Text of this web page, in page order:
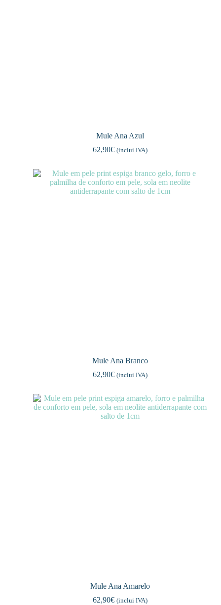
Mule Ana Azul
62,90€ (inclui IVA)
Mule Ana Branco
62,90€ (inclui IVA)
Mule Ana Amarelo
62,90€ (inclui IVA)